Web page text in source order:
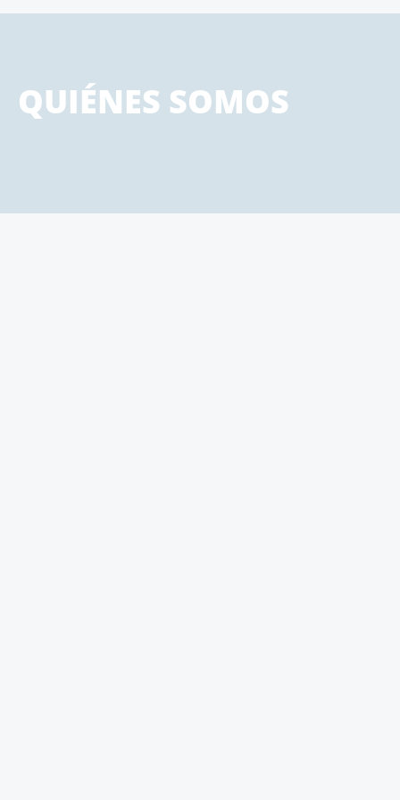
QUIÉNES SOMOS